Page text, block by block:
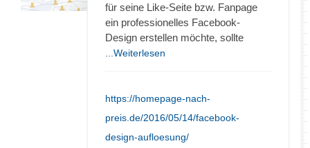
für seine Like-Seite bzw. Fanpage
ein professionelles Facebook-
Design erstellen möchte, sollte
...Weiterlesen
https://homepage-nach-
preis.de/2016/05/14/facebook-
design-aufloesung/